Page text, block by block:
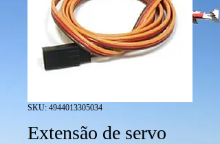
SKU: 4944013305034
Extensão de servo